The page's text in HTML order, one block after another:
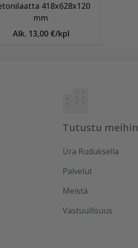
418x628x120
mm
Alk. 13,00 €/kpl
Tutustu meihin
Ura Ruduksella
Palvelut
Meistä
Vastuullisuus